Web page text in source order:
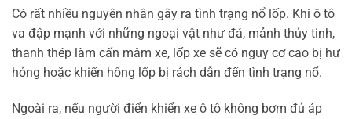
Có rất nhiều nguyên nhân gây ra tình trạng nổ lốp. Khi ô tô
va đập mạnh với những ngoại vật như đá, mảnh thủy tinh,
thanh thép làm cấn mâm xe, lốp xe sẽ có nguy cơ cao bị hư
hỏng hoặc khiến hông lốp bị rách dẫn đến tình trạng nổ.
Ngoài ra, nếu người điển khiển xe ô tô không bơm đủ áp